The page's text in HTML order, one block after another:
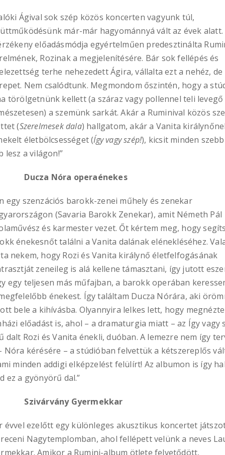
Ágival sok szép közös koncerten vagyunk túl,
már-már hagyománnyá vált az évek alatt.
előadásmódja egyértelműen predesztinálta
Rozinak a megjelenítésére. Bár sok fellépés és
terhe nehezedett Ágira, vállalta ezt a nehéz, de
Nem csalódtunk. Megmondom őszintén, hogy a
törölgetnünk kellett (a száraz vagy pollennel teli
a szemünk sarkát. Akár a Ruminival közös
(Szerelmesek dala) hallgatom, akár a Vanita
életbölcsességet (Így vagy szép!), kicsit minden
lesz a világon!”
Nóra operaénekes
egy szenzációs barokk-zenei műhely és zenekar
(Savaria Barokk Zenekar), amit Németh Pál
és karmester vezet. Őt kértem meg, hogy
énekesnőt találni a Vanita dalának elénekléséhez.
nekem, hogy Rozi és Vanita királynő életfelfogásának
zeneileg is alá kellene támasztani, így jutott
egy teljesen más műfajban, a barokk operában
énekest. Így találtam Ducza Nórára, aki
bele a kihívásba. Olyannyira lelkes lett, hogy
előadást is, ahol – a dramaturgia miatt – az Így vagy
dalt Rozi és Vanita énekli, duóban. A lemezre nem így
Nóra kérésére – a stúdióban felvettük a kétszereplős
minden addigi elképzelést felülírt! Az albumon is így
ez a gyönyörű dal.”
Gyermekkar
évvel ezelőtt egy különleges akusztikus koncertet
Nagytemplomban, ahol fellépett velünk a neves
Amikor a Rumini-album ötlete felvetődött,